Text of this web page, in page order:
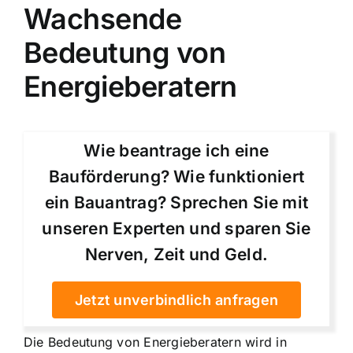
Wachsende
Bedeutung von
Energieberatern
Wie beantrage ich eine
Bauförderung? Wie funktioniert
ein Bauantrag? Sprechen Sie mit
unseren Experten und sparen Sie
Nerven, Zeit und Geld.
Jetzt unverbindlich anfragen
Die Bedeutung von Energieberatern wird in